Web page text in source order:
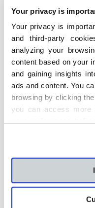
Your privacy is
Your privacy is
and third-party
analyzing your
content based on your
and gaining insights
ads and content. You
browsing by clicking
you can access more